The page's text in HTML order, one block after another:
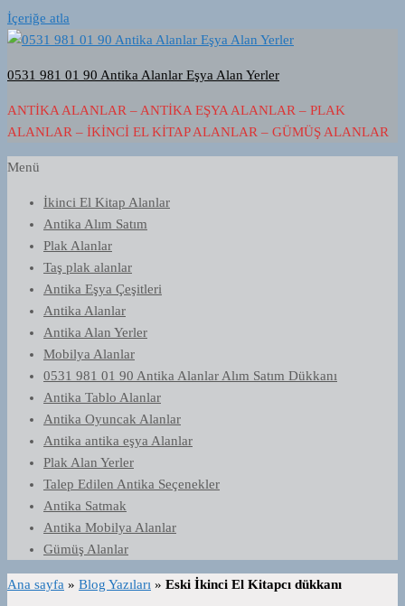
İçeriğe atla
0531 981 01 90 Antika Alanlar Eşya Alan Yerler
ANTIKA ALANLAR – ANTIKA EŞYA ALANLAR – PLAK
ALANLAR – İKINCI EL KITAP ALANLAR – GÜMÜŞ ALANLAR
Menü
İkinci El Kitap Alanlar
Antika Alım Satım
Plak Alanlar
Taş plak alanlar
Antika Eşya Çeşitleri
Antika Alanlar
Antika Alan Yerler
Mobilya Alanlar
0531 981 01 90 Antika Alanlar Alım Satım Dükkanı
Antika Tablo Alanlar
Antika Oyuncak Alanlar
Antika antika eşya Alanlar
Plak Alan Yerler
Talep Edilen Antika Seçenekler
Antika Satmak
Antika Mobilya Alanlar
Gümüş Alanlar
Ana sayfa » Blog Yazıları » Eski İkinci El Kitapcı dükkanı